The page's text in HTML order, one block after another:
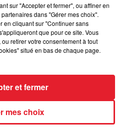
des carburants explosent :
et SP95-E10 au-dessus de...
rend hommage à Seven
son « neveu » tragiquement...
sur "Accepter et fermer", ou affiner en
dans "Gérer mes choix".
en cliquant sur "Continuer sans
que pour ce site. Vous
retirer votre consentement à tout
situé en bas de chaque page.
mes choix
et fermer